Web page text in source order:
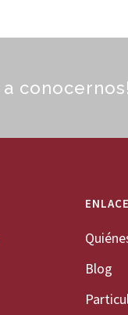
a conocernos!
Blog